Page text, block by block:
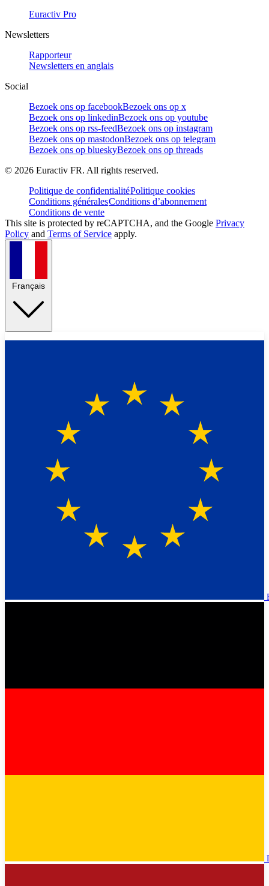
Euractiv Pro
Newsletters
Rapporteur
Newsletters en anglais
Social
Bezoek ons op facebookBezoek ons op x
Bezoek ons op linkedinBezoek ons op youtube
Bezoek ons op rss-feedBezoek ons op instagram
Bezoek ons op mastodonBezoek ons op telegram
Bezoek ons op blueskyBezoek ons op threads
© 2026 Euractiv FR. All rights reserved.
Politique de confidentialitéPolitique cookies
Conditions généralesConditions d’abonnement
Conditions de vente
This site is protected by reCAPTCHA, and the Google Privacy
Policy and Terms of Service apply.
Français